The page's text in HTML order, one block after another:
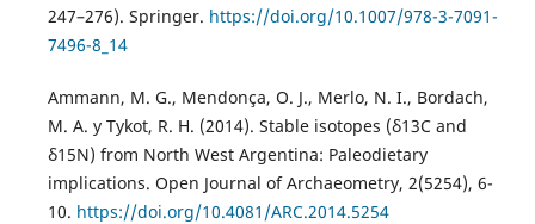
247–276). Springer. https://doi.org/10.1007/978-3-7091-
7496-8_14
Ammann, M. G., Mendonça, O. J., Merlo, N. I., Bordach,
M. A. y Tykot, R. H. (2014). Stable isotopes (δ13C and
δ15N) from North West Argentina: Paleodietary
implications. Open Journal of Archaeometry, 2(5254), 6-
10. https://doi.org/10.4081/ARC.2014.5254